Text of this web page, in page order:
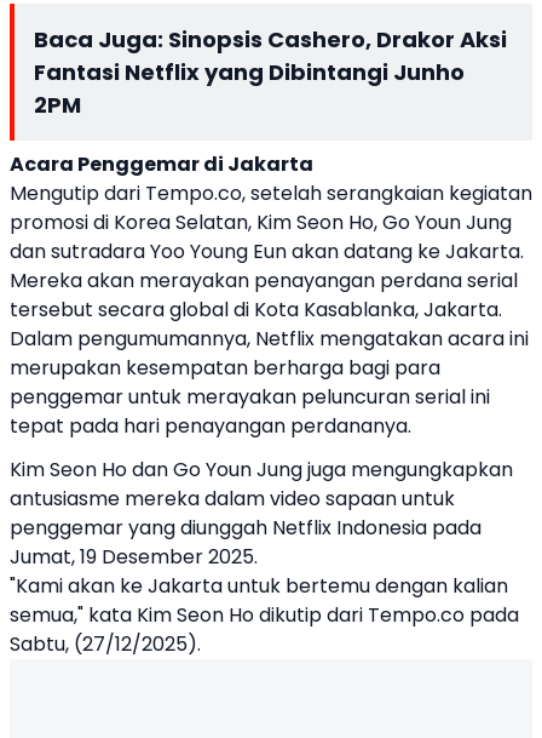
Baca Juga: Sinopsis Cashero, Drakor Aksi
Fantasi Netflix yang Dibintangi Junho
2PM
Acara Penggemar di Jakarta
Mengutip dari Tempo.co, setelah serangkaian kegiatan
promosi di Korea Selatan, Kim Seon Ho, Go Youn Jung
dan sutradara Yoo Young Eun akan datang ke Jakarta.
Mereka akan merayakan penayangan perdana serial
tersebut secara global di Kota Kasablanka, Jakarta.
Dalam pengumumannya, Netflix mengatakan acara ini
merupakan kesempatan berharga bagi para
penggemar untuk merayakan peluncuran serial ini
tepat pada hari penayangan perdananya.
Kim Seon Ho dan Go Youn Jung juga mengungkapkan
antusiasme mereka dalam video sapaan untuk
penggemar yang diunggah Netflix Indonesia pada
Jumat, 19 Desember 2025.
"Kami akan ke Jakarta untuk bertemu dengan kalian
semua," kata Kim Seon Ho dikutip dari Tempo.co pada
Sabtu, (27/12/2025).